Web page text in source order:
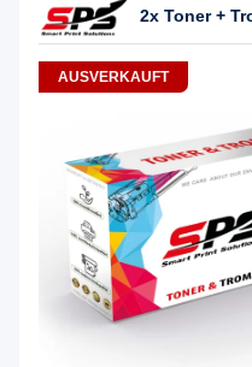
2x Toner +
AUSVERKAUFT